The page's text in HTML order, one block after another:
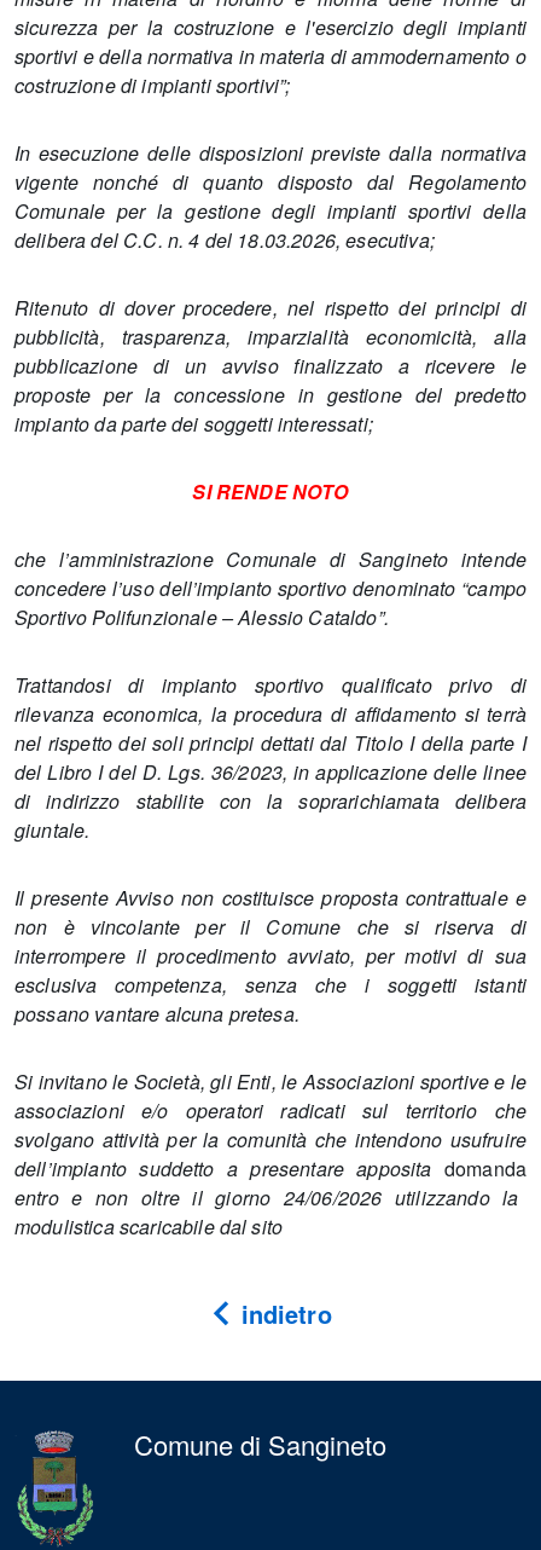
sicurezza per la costruzione e l'esercizio degli impianti
sportivi e della normativa in materia di ammodernamento o
costruzione di impianti sportivi”;
In esecuzione delle disposizioni previste dalla normativa
vigente nonché di quanto disposto dal Regolamento
Comunale per la gestione degli impianti sportivi della
delibera del C.C. n. 4 del 18.03.2026, esecutiva;
Ritenuto di dover procedere, nel rispetto dei principi di
pubblicità, trasparenza, imparzialità economicità, alla
pubblicazione di un avviso finalizzato a ricevere le
proposte per la concessione in gestione del predetto
impianto da parte dei soggetti interessati;
SI RENDE NOTO
che l’amministrazione Comunale di Sangineto intende
concedere l’uso dell’impianto sportivo denominato “campo
Sportivo Polifunzionale – Alessio Cataldo”.
Trattandosi di impianto sportivo qualificato privo di
rilevanza economica, la procedura di affidamento si terrà
nel rispetto dei soli principi dettati dal Titolo I della parte I
del Libro I del D. Lgs. 36/2023, in applicazione delle linee
di indirizzo stabilite con la soprarichiamata delibera
giuntale.
Il presente Avviso non costituisce proposta contrattuale e
non è vincolante per il Comune che si riserva di
interrompere il procedimento avviato, per motivi di sua
esclusiva competenza, senza che i soggetti istanti
possano vantare alcuna pretesa.
Si invitano le Società, gli Enti, le Associazioni sportive e le
associazioni e/o operatori radicati sul territorio che
svolgano attività per la comunità che intendono usufruire
dell’impianto suddetto a presentare apposita domanda
entro e non oltre il giorno 24/06/2026 utilizzando la
modulistica scaricabile dal sito
indietro
Comune di Sangineto